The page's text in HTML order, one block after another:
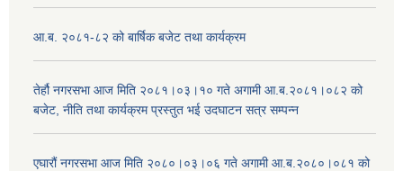
आ.ब. २०८१-८२ को बार्षिक बजेट तथा कार्यक्रम
तेर्हौ नगरसभा आज मिति २०८१।०३।१० गते अगामी आ.ब.२०८१।०८२ को
बजेट, नीति तथा कार्यक्रम प्रस्तुत भई उदघाटन सत्र सम्पन्न
एघारौं नगरसभा आज मिति २०८०।०३।०६ गते अगामी आ.ब.२०८०।०८१ को